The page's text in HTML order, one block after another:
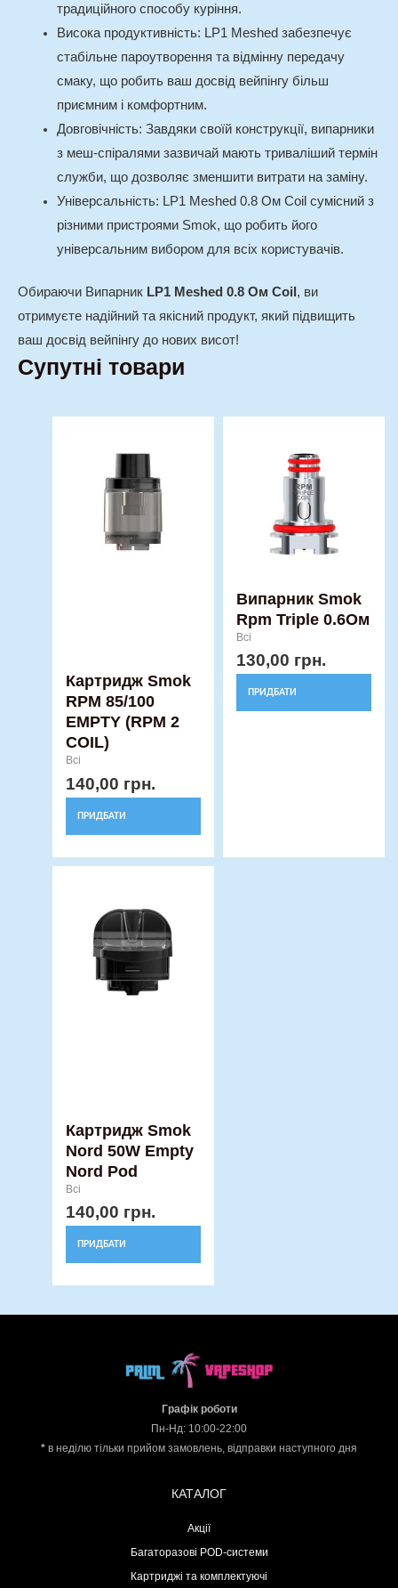
традиційного способу куріння.
Висока продуктивність: LP1 Meshed забезпечує
стабільне пароутворення та відмінну передачу
смаку, що робить ваш досвід вейпінгу більш
приємним і комфортним.
Довговічність: Завдяки своїй конструкції, випарники
з меш-спіралями зазвичай мають триваліший термін
служби, що дозволяє зменшити витрати на заміну.
Універсальність: LP1 Meshed 0.8 Ом Coil сумісний з
різними пристроями Smok, що робить його
універсальним вибором для всіх користувачів.
Обираючи Випарник LP1 Meshed 0.8 Ом Coil , ви
отримуєте надійний та якісний продукт, який підвищить
ваш досвід вейпінгу до нових висот!
Супутні товари
Картридж Smok
RPM 85/100
EMPTY (RPM 2
COIL)
Всі
140,00 грн.
ПРИДБАТИ
Випарник Smok
Rpm Triple 0.6Ом
Всі
130,00 грн.
ПРИДБАТИ
Картридж Smok
Nord 50W Empty
Nord Pod
Всі
140,00 грн.
ПРИДБАТИ
Графік роботи
Пн-Нд: 10:00-22:00
* в неділю тільки прийом замовлень, відправки наступного дня
КАТАЛОГ
Акції
Багаторазові POD-системи
Картриджі та комплектуючі